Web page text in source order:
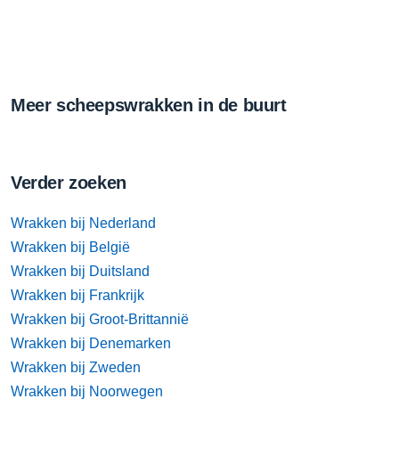
Meer scheepswrakken in de buurt
Verder zoeken
Wrakken bij Nederland
Wrakken bij België
Wrakken bij Duitsland
Wrakken bij Frankrijk
Wrakken bij Groot-Brittannië
Wrakken bij Denemarken
Wrakken bij Zweden
Wrakken bij Noorwegen